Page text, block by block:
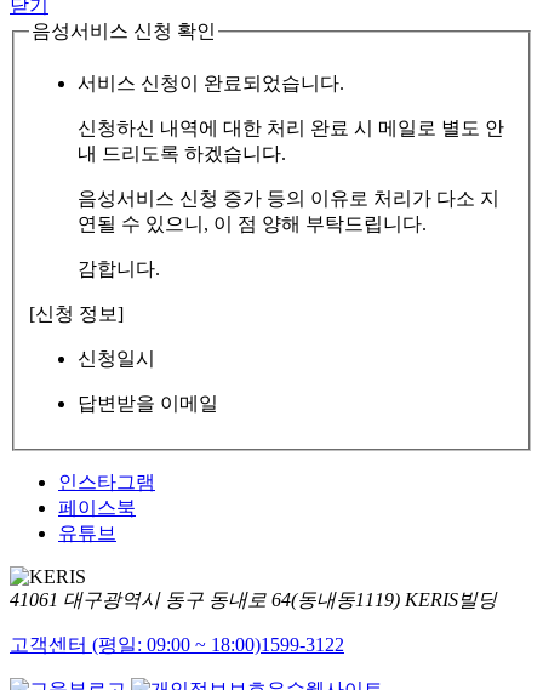
닫기
음성서비스 신청 확인
서비스 신청이 완료되었습니다.
신청하신 내역에 대한 처리 완료 시 메일로 별도 안
내 드리도록 하겠습니다.
음성서비스 신청 증가 등의 이유로 처리가 다소 지
연될 수 있으니, 이 점 양해 부탁드립니다.
감합니다.
[신청 정보]
신청일시
답변받을 이메일
인스타그램
페이스북
유튜브
41061 대구광역시 동구 동내로 64(동내동1119) KERIS빌딩
고객센터 (평일: 09:00 ~ 18:00)1599-3122